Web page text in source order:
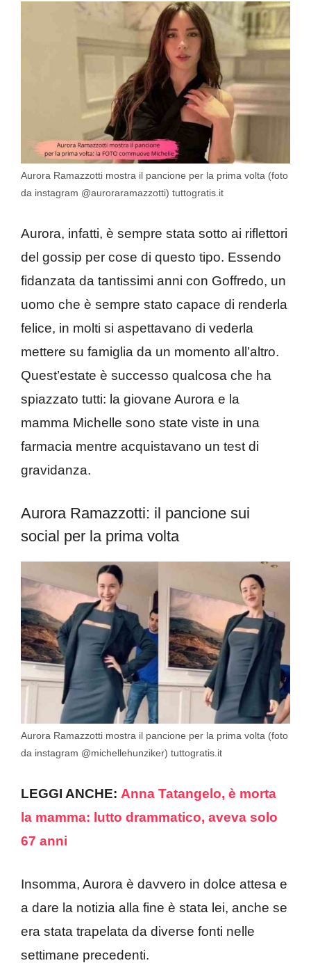
Aurora Ramazzotti mostra il pancione per la prima volta (foto
da instagram @auroraramazzotti) tuttogratis.it
Aurora, infatti, è sempre stata sotto ai riflettori
del gossip per cose di questo tipo. Essendo
fidanzata da tantissimi anni con Goffredo, un
uomo che è sempre stato capace di renderla
felice, in molti si aspettavano di vederla
mettere su famiglia da un momento all’altro.
Quest’estate è successo qualcosa che ha
spiazzato tutti: la giovane Aurora e la
mamma Michelle sono state viste in una
farmacia mentre acquistavano un test di
gravidanza.
Aurora Ramazzotti: il pancione sui
social per la prima volta
Aurora Ramazzotti mostra il pancione per la prima volta (foto
da instagram @michellehunziker) tuttogratis.it
LEGGI ANCHE: Anna Tatangelo, è morta
la mamma: lutto drammatico, aveva solo
67 anni
Insomma, Aurora è davvero in dolce attesa e
a dare la notizia alla fine è stata lei, anche se
era stata trapelata da diverse fonti nelle
settimane precedenti.